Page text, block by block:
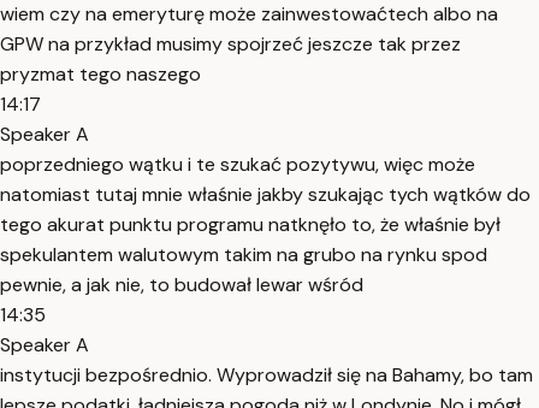
wiem czy na emeryturę może zainwestowaćtech albo na
GPW na przykład musimy spojrzeć jeszcze tak przez
pryzmat tego naszego
14:17
Speaker A
poprzedniego wątku i te szukać pozytywu, więc może
natomiast tutaj mnie właśnie jakby szukając tych wątków do
tego akurat punktu programu natknęło to, że właśnie był
spekulantem walutowym takim na grubo na rynku spod
pewnie, a jak nie, to budował lewar wśród
14:35
Speaker A
instytucji bezpośrednio. Wyprowadził się na Bahamy, bo tam